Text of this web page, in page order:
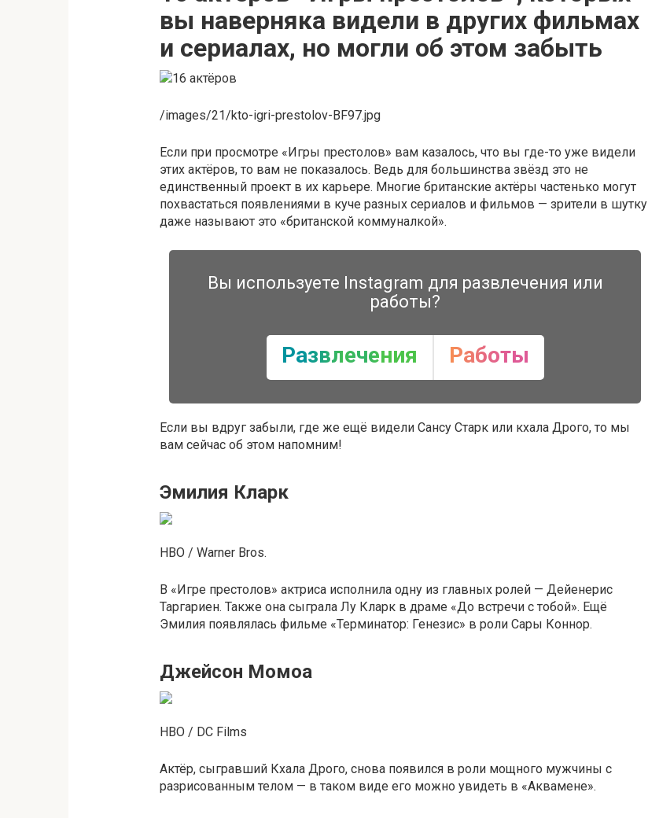
вы наверняка видели в других фильмах
и сериалах, но могли об этом забыть
/images/21/kto-igri-prestolov-BF97.jpg
Если при просмотре «Игры престолов» вам казалось, что вы где-то уже видели
этих актёров, то вам не показалось. Ведь для большинства звёзд это не
единственный проект в их карьере. Многие британские актёры частенько могут
похвастаться появлениями в куче разных сериалов и фильмов — зрители в шутку
даже называют это «британской коммуналкой».
Вы используете Instagram для развлечения или
работы?
Развлечения Работы
Если вы вдруг забыли, где же ещё видели Сансу Старк или кхала Дрого, то мы
вам сейчас об этом напомним!
Эмилия Кларк
HBO / Warner Bros.
В «Игре престолов» актриса исполнила одну из главных ролей — Дейенерис
Таргариен. Также она сыграла Лу Кларк в драме «До встречи с тобой». Ещё
Эмилия появлялась фильме «Терминатор: Генезис» в роли Сары Коннор.
Джейсон Момоа
HBO / DC Films
Актёр, сыгравший Кхала Дрого, снова появился в роли мощного мужчины с
разрисованным телом — в таком виде его можно увидеть в «Аквамене».